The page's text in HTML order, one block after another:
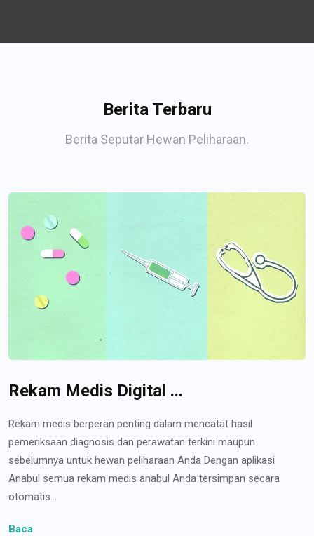
Berita Terbaru
Berita Seputar Hewan Peliharaan.
Rekam Medis Digital ...
Rekam medis berperan penting dalam mencatat hasil
pemeriksaan diagnosis dan perawatan terkini maupun
sebelumnya untuk hewan peliharaan Anda Dengan aplikasi
Anabul semua rekam medis anabul Anda tersimpan secara
otomatis...
Baca